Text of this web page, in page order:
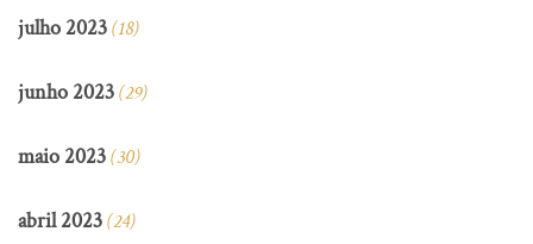
julho 2023(18)
junho 2023(29)
maio 2023(30)
abril 2023(24)